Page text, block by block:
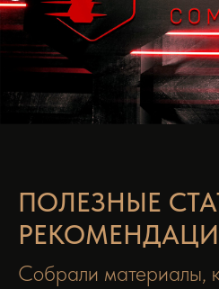
ПОЛЕЗНЫЕ
Собрали материалы,